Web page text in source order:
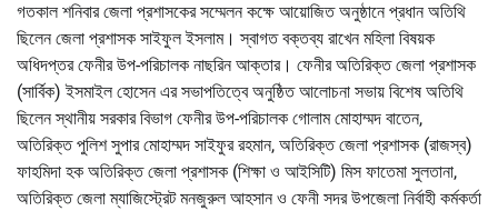
গতকাল শনিবার জেলা প্রশাসকের সম্মেলন কক্ষে আয়োজিত অনুষ্ঠানে প্রধান অতিথি
ছিলেন জেলা প্রশাসক সাইফুল ইসলাম। স্বাগত বক্তব্য রাখেন মহিলা বিষয়ক
অধিদপ্তর ফেনীর উপ-পরিচালক নাছরিন আক্তার। ফেনীর অতিরিক্ত জেলা প্রশাসক
(সার্বিক) ইসমাইল হোসেন এর সভাপতিত্বে অনুষ্ঠিত আলোচনা সভায় বিশেষ অতিথি
ছিলেন স্থানীয় সরকার বিভাগ ফেনীর উপ-পরিচালক গোলাম মোহাম্মদ বাতেন,
অতিরিক্ত পুলিশ সুপার মোহাম্মদ সাইফুর রহমান, অতিরিক্ত জেলা প্রশাসক (রাজস্ব)
ফাহমিদা হক অতিরিক্ত জেলা প্রশাসক (শিক্ষা ও আইসিটি) মিস ফাতেমা সুলতানা,
অতিরিক্ত জেলা ম্যাজিস্ট্রেট মনজুরুল আহসান ও ফেনী সদর উপজেলা নির্বাহী কর্মকর্তা